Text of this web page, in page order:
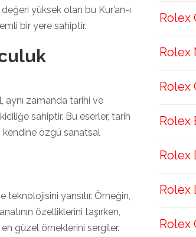
yüksek olan bu Kur’an-ı
bir yere sahiptir.
aynı zamanda tarihi ve
sahiptir. Bu eserler, tarih
özgü sanatsal
teknolojisini yansıtır. Örneğin,
özelliklerini taşırken,
güzel örneklerini sergiler.
Rolex
Rolex
Rolex
Rolex
Rolex
Rolex
Rolex